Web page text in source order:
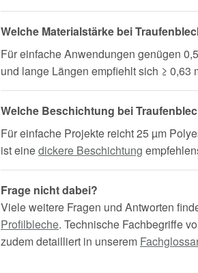
Welche Materialstärke bei
Für einfache Anwendungen genügen
und lange Längen empfiehlt sich ≥ 0,63
Welche Beschichtung bei
Für einfache Projekte reicht 25 µm
ist einedickere Beschichtung
Frage nicht dabei?
Viele weitere Fragen und Antworten
Profilbleche. Technische Fachbegriffe
zudem detailliert in unserem Fachglossar